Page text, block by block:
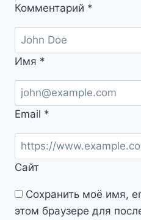
Комментарий *
Имя *
Email *
Сайт
Сохранить моё имя,
этом браузере для